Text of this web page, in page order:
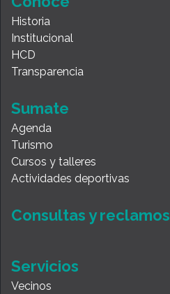
Historia
Institucional
HCD
Transparencia
Sumate
Agenda
Turismo
Cursos y talleres
Actividades deportivas
Consultas y reclamos
Servicios
Vecinos